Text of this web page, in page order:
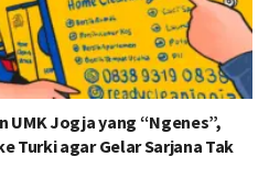
UMK Jogja yang “Ngenes”,
Turki agar Gelar Sarjana Tak